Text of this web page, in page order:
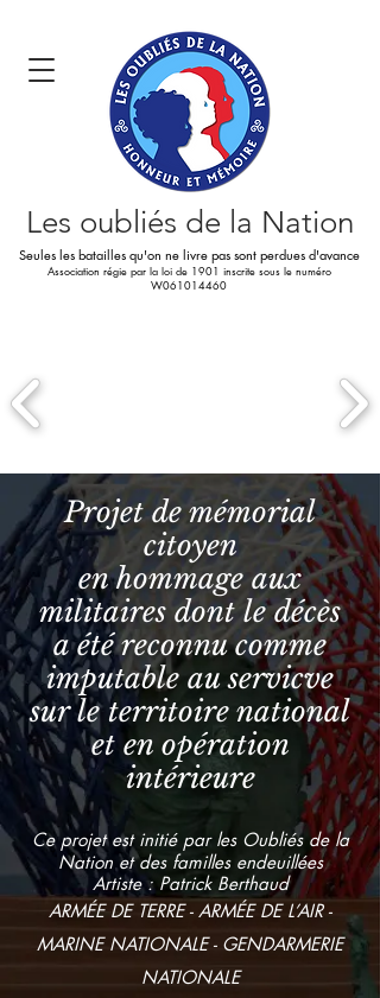
Seules les batailles qu'on ne livre pas sont perdues d'avance
Association régie par la loi de 1901 inscrite sous le numéro
W061014460
Les oubliés de la Nation
Projet de mémorial
citoyen
en hommage aux
militaires dont le décès
a été reconnu comme
imputable au servicve
sur le territoire national
et en opération
intérieure
Ce projet est initié par les Oubliés de la
Nation et des familles endeuillées
Artiste : Patrick Berthaud
ARMÉE DE TERRE - ARMÉE DE L’AIR -
MARINE NATIONALE - GENDARMERIE
NATIONALE